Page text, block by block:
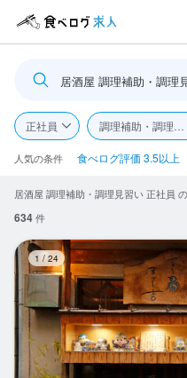
ログイン
食べログ求人TOP
求人検索
閲覧履歴
気になる求人
検索履歴・保存した条件
居酒屋 調理補助・調理
正社員 調理補助・調理見
人気の条件 食べログ評価 3.5以上
居酒屋 調理補助・調理見習い 正社員
634件
1 / 24